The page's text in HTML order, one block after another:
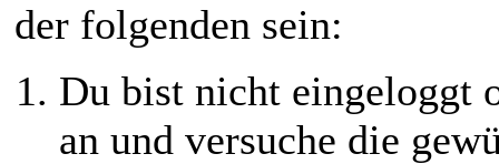
der folgenden sein:
Du bist nicht eingeloggt
an und versuche die